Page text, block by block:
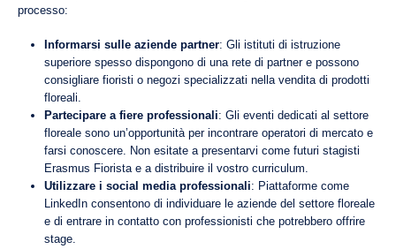
processo:
Informarsi sulle aziende partner: Gli istituti di istruzione
superiore spesso dispongono di una rete di partner e possono
consigliare fioristi o negozi specializzati nella vendita di prodotti
floreali.
Partecipare a fiere professionali: Gli eventi dedicati al settore
floreale sono un’opportunità per incontrare operatori di mercato e
farsi conoscere. Non esitate a presentarvi come futuri stagisti
Erasmus Fiorista e a distribuire il vostro curriculum.
Utilizzare i social media professionali: Piattaforme come
LinkedIn consentono di individuare le aziende del settore floreale
e di entrare in contatto con professionisti che potrebbero offrire
stage.